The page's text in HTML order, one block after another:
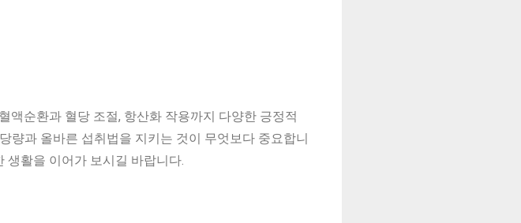
액순환과 혈당 조절, 항산화 작용까지 다양한 긍정적
량과 올바른 섭취법을 지키는 것이 무엇보다 중요합니
생활을 이어가 보시길 바랍니다.